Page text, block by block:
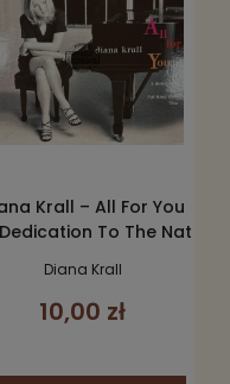
Krall – All For You
To The Nat
Diana Krall
10,00 zł